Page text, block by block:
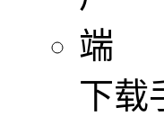
下载